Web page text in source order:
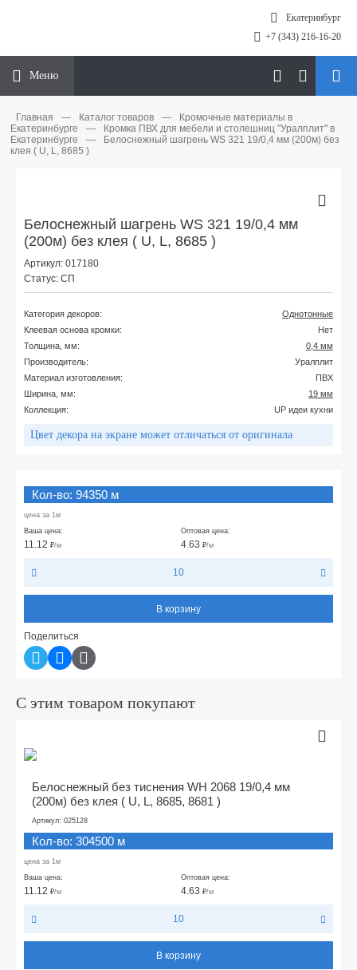
Екатеринбург
+7 (343) 216-16-20
Меню
Главная — Каталог товаров —
Кромочные материалы в
Екатеринбурге
—
Кромка ПВХ для мебели и столешниц "Уралплит" в
Екатеринбурге
—
Белоснежный шагрень WS 321 19/0,4 мм (200м) без
клея ( U, L, 8685 )
Белоснежный шагрень WS 321 19/0,4 мм
(200м) без клея ( U, L, 8685 )
Артикул: 017180
Статус: СП
Категория декоров:
Однотонные
Клеевая основа кромки:
Нет
Толщина, мм:
0,4 мм
Производитель:
Уралплит
Материал изготовления:
ПВХ
Ширина, мм:
19 мм
Коллекция:
UP идеи кухни
Цвет декора на экране может отличаться от оригинала
Кол-во: 94350 м
цена за 1м
Ваша цена:
11.12 ₽/м
Оптовая цена:
4.63 ₽/м
10
В корзину
Поделиться
С этим товаром покупают
Белоснежный без тиснения WH 2068 19/0,4 мм
(200м) без клея ( U, L, 8685, 8681 )
Артикул: 025128
Кол-во: 304500 м
цена за 1м
Ваша цена:
11.12 ₽/м
Оптовая цена:
4.63 ₽/м
10
В корзину